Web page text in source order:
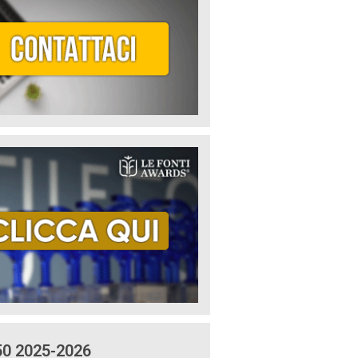
2025-2026